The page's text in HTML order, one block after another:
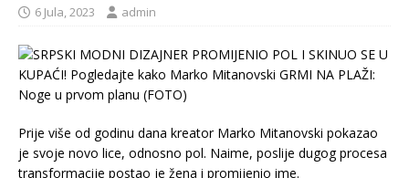
6 Jula, 2023 admin
Prije više od godinu dana kreator Marko Mitanovski pokazao
je svoje novo lice, odnosno pol. Naime, poslije dugog procesa
transformacije postao je žena i promijenio ime.